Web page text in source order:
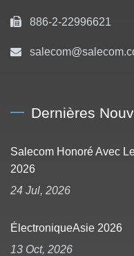
886-2-22996621
Dernières
Salecom Honoré Avec
2026
24 Jul, 2026
ÉlectroniqueAsie 2026
13 Oct, 2026